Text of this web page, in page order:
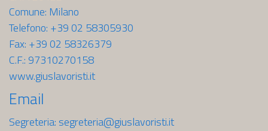
Comune: Milano
Telefono: +39 02 58305930
Fax: +39 02 58326379
C.F.: 97310270158
www.giuslavoristi.it
Email
Segreteria: segreteria@giuslavoristi.it